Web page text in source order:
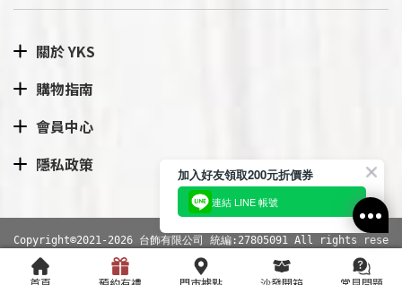
關於 YKS
購物指南
會員中心
隱私政策
Copyright©2021-2026 台飾有限公司 統編:27805091 All rights rese
rved.
網站導覽| 隱私權政策
RWD商城建置尚峪資訊科技
加入好友領取200元折價券
連結 LINE 帳號